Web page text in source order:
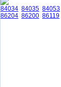
84034 84035 84053
86204 86200 86119